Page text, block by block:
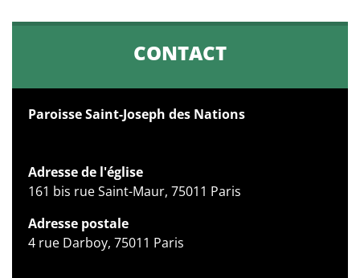
CONTACT
Paroisse Saint-Joseph des Nations
Adresse de l'église
161 bis rue Saint-Maur, 75011 Paris
Adresse postale
4 rue Darboy, 75011 Paris